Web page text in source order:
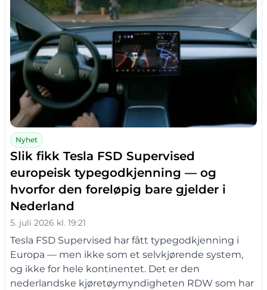
Nyhet
Slik fikk Tesla FSD Supervised
europeisk typegodkjenning — og
hvorfor den foreløpig bare gjelder i
Nederland
5. juli 2026 kl. 19:21
Tesla FSD Supervised har fått typegodkjenning i
Europa — men ikke som et selvkjørende system,
og ikke for hele kontinentet. Det er den
nederlandske kjøretøymyndigheten RDW som har